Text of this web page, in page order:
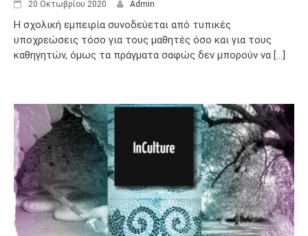
20 Οκτωβρίου 2020 Admin
Η σχολική εμπειρία συνοδεύεται από τυπικές
υποχρεώσεις τόσο για τους μαθητές όσο και για τους
καθηγητών, όμως τα πράγματα σαφώς δεν μπορούν να [...]